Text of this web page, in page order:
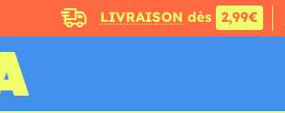
LIVRAISON dès 2,99€